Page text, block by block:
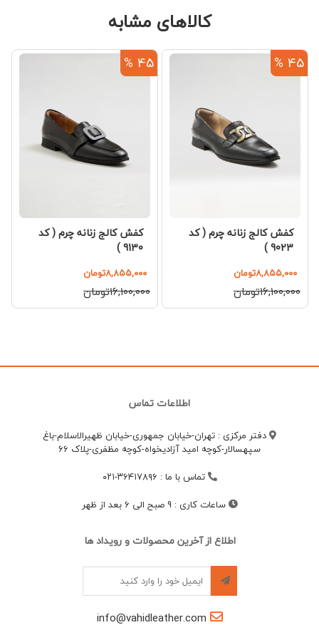
کالاهای مشابه
45 %
کفش کالج زنانه چرم ( کد
9023 )
۸,۸۵۵,۰۰۰تومان
۱۶,۱۰۰,۰۰۰تومان
45 %
کفش کالج زنانه چرم ( کد
9130 )
۸,۸۵۵,۰۰۰تومان
۱۶,۱۰۰,۰۰۰تومان
اطلاعات تماس
دفتر مرکزی : تهران-خیابان جمهوری-خیابان ظهیرالاسلام-باغ
سپهسالار-کوچه امید آزادیخواه-کوچه مظفری-پلاک 66
تماس با ما : ۳۶۴۱۷۸۹۶-۰۲۱
ساعات کاری : 9 صبح الی 6 بعد از ظهر
اطلاع از آخرین محصولات و رویداد ها
info@vahidleather.com